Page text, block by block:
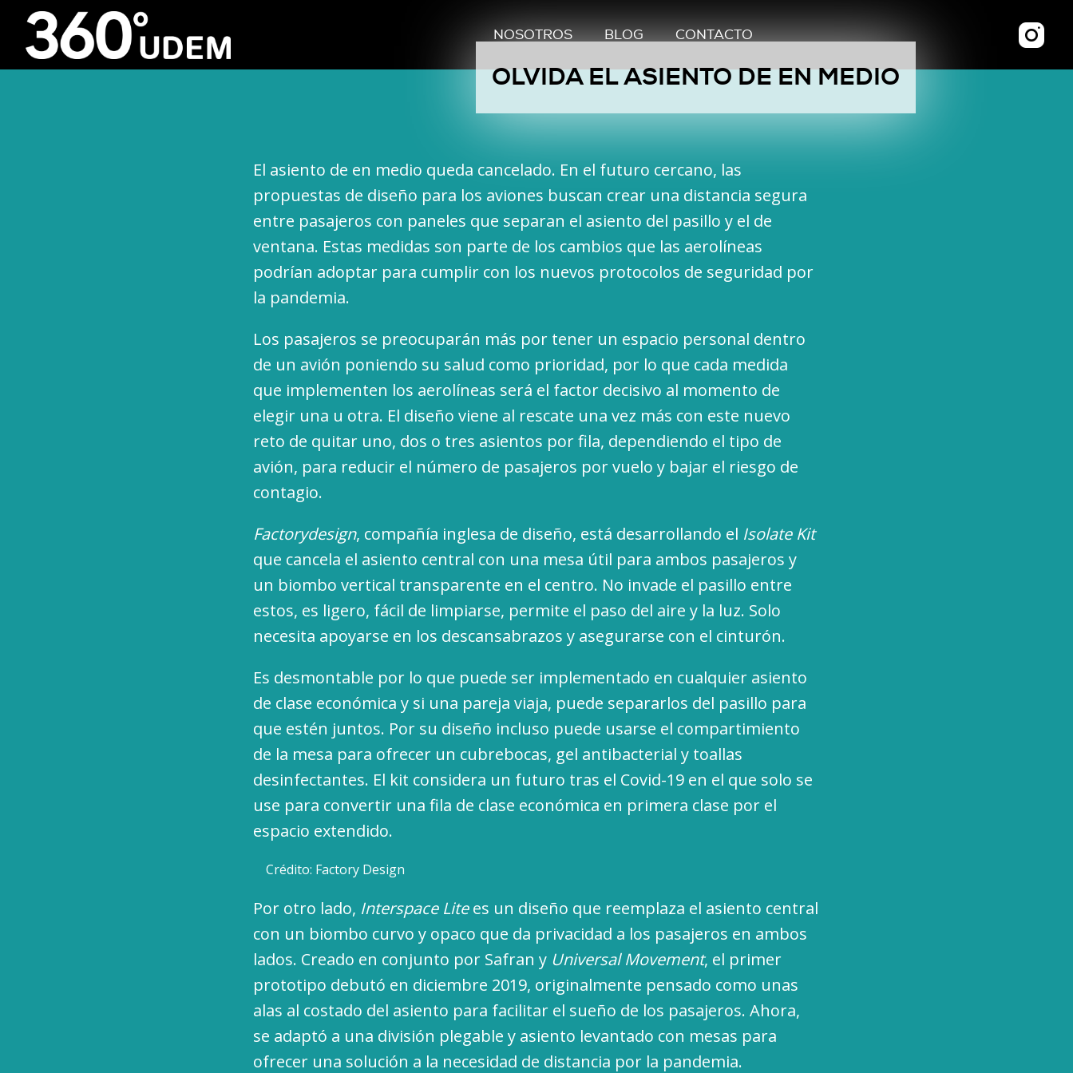
NOSOTROS BLOG CONTACTO
OLVIDA EL ASIENTO DE EN MEDIO
El asiento de en medio queda cancelado. En el futuro cercano, las
propuestas de diseño para los aviones buscan crear una distancia segura
entre pasajeros con paneles que separan el asiento del pasillo y el de
ventana. Estas medidas son parte de los cambios que las aerolíneas
podrían adoptar para cumplir con los nuevos protocolos de seguridad por
la pandemia.
Los pasajeros se preocuparán más por tener un espacio personal dentro
de un avión poniendo su salud como prioridad, por lo que cada medida
que implementen los aerolíneas será el factor decisivo al momento de
elegir una u otra. El diseño viene al rescate una vez más con este nuevo
reto de quitar uno, dos o tres asientos por fila, dependiendo el tipo de
avión, para reducir el número de pasajeros por vuelo y bajar el riesgo de
contagio.
Factorydesign, compañía inglesa de diseño, está desarrollando el Isolate Kit
que cancela el asiento central con una mesa útil para ambos pasajeros y
un biombo vertical transparente en el centro. No invade el pasillo entre
estos, es ligero, fácil de limpiarse, permite el paso del aire y la luz. Solo
necesita apoyarse en los descansabrazos y asegurarse con el cinturón.
Es desmontable por lo que puede ser implementado en cualquier asiento
de clase económica y si una pareja viaja, puede separarlos del pasillo para
que estén juntos. Por su diseño incluso puede usarse el compartimiento
de la mesa para ofrecer un cubrebocas, gel antibacterial y toallas
desinfectantes. El kit considera un futuro tras el Covid-19 en el que solo se
use para convertir una fila de clase económica en primera clase por el
espacio extendido.
Crédito: Factory Design
Por otro lado, Interspace Litees un diseño que reemplaza el asiento central
con un biombo curvo y opaco que da privacidad a los pasajeros en ambos
lados. Creado en conjunto por Safran y Universal Movement, el primer
prototipo debutó en diciembre 2019, originalmente pensado como unas
alas al costado del asiento para facilitar el sueño de los pasajeros. Ahora,
se adaptó a una división plegable y asiento levantado con mesas para
ofrecer una solución a la necesidad de distancia por la pandemia.